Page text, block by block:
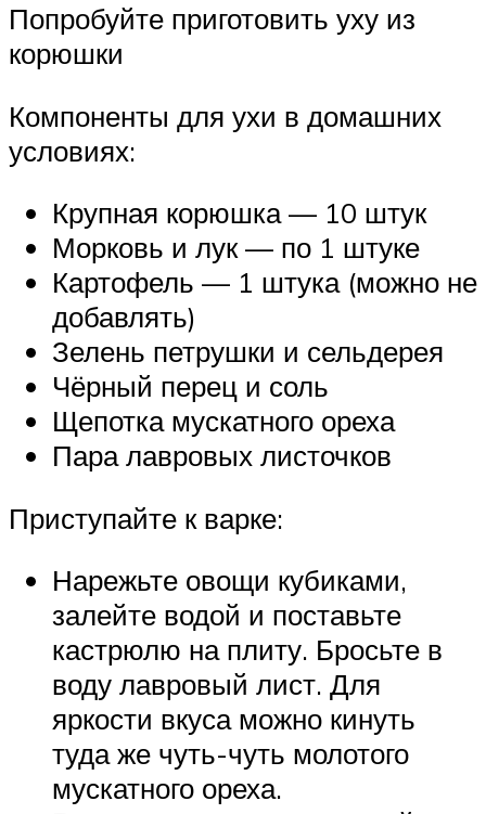
Попробуйте приготовить уху из
корюшки
Компоненты для ухи в домашних
условиях:
Крупная корюшка — 10 штук
Морковь и лук — по 1 штуке
Картофель — 1 штука (можно не
добавлять)
Зелень петрушки и сельдерея
Чёрный перец и соль
Щепотка мускатного ореха
Пара лавровых листочков
Приступайте к варке:
Нарежьте овощи кубиками,
залейте водой и поставьте
кастрюлю на плиту. Бросьте в
воду лавровый лист. Для
яркости вкуса можно кинуть
туда же чуть-чуть молотого
мускатного ореха.